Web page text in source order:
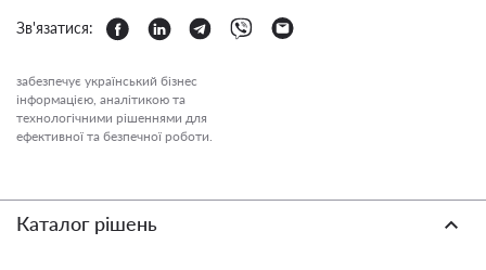
Зв'язатися:
забезпечує український бізнес
інформацією, аналітикою та
технологічними рішеннями для
ефективної та безпечної роботи.
Каталог рішень